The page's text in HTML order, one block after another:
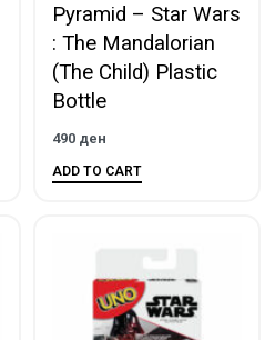
Pyramid – Star Wars
: The Mandalorian
(The Child) Plastic
Bottle
490 ден
ADD TO CART